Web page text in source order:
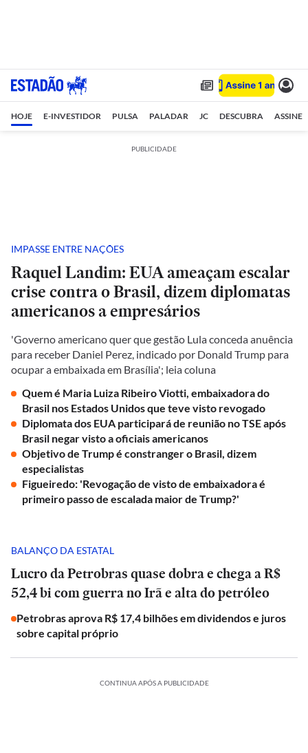
HOJE E-INVESTIDOR PULSA PALADAR JC DESCUBRA ASSINE
PUBLICIDADE
IMPASSE ENTRE NAÇÕES
Raquel Landim: EUA ameaçam escalar
crise contra o Brasil, dizem diplomatas
americanos a empresários
'Governo americano quer que gestão Lula conceda anuência
para receber Daniel Perez, indicado por Donald Trump para
ocupar a embaixada em Brasília'; leia coluna
Quem é Maria Luiza Ribeiro Viotti, embaixadora do
Brasil nos Estados Unidos que teve visto revogado
Diplomata dos EUA participará de reunião no TSE após
Brasil negar visto a oficiais americanos
Objetivo de Trump é constranger o Brasil, dizem
especialistas
Figueiredo: 'Revogação de visto de embaixadora é
primeiro passo de escalada maior de Trump?'
BALANÇO DA ESTATAL
Lucro da Petrobras quase dobra e chega a R$
52,4 bi com guerra no Irã e alta do petróleo
Petrobras aprova R$ 17,4 bilhões em dividendos e juros
sobre capital próprio
CONTINUA APÓS A PUBLICIDADE